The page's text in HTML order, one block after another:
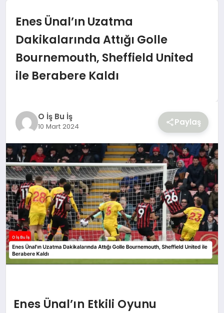
SPOR
Enes Ünal’ın Uzatma
Dakikalarında Attığı Golle
Bournemouth, Sheffield United
ile Berabere Kaldı
O İş Bu İş
10 Mart 2024 Paylaş
Enes Ünal’ın Etkili Oyunu